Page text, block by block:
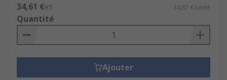
34,61 €HT 34,61 €/unité
Quantité
Ajouter